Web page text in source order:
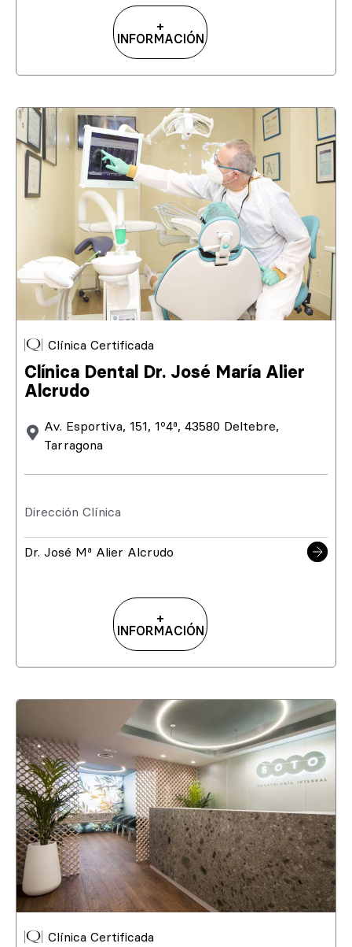
+
INFORMACIÓN
Clínica Certificada
Clínica Dental Dr. José María Alier
Alcrudo
Av. Esportiva, 151, 1º4ª, 43580 Deltebre,
Tarragona
Dirección Clínica
Dr. José Mª Alier Alcrudo
+
INFORMACIÓN
Clínica Certificada